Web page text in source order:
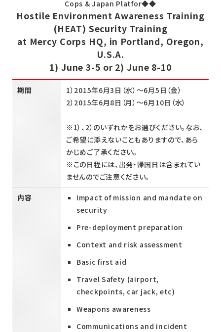
Cops & Japan Platfor◆◆
Hostile Environment Awareness Training
(HEAT) Security Training
at Mercy Corps HQ, in Portland, Oregon,
U.S.A.
1) June 3-5 or 2) June 8-10
期間
1）2015年6月3日（水）～6月5日（金）
2）2015年6月8日（月）～6月10日（水）
※1）、2）のいずれかをお選びください。なお、
ご希望に添えないこともありますので、あら
かじめご了承ください。
※この日程には、出発・帰国日は含まれてい
ませんのでご注意ください。
内容
Impact of mission and mandate on
security
Pre-deployment preparation
Context and risk assessment
Basic first aid
Travel Safety (airport,
checkpoints, car jack, etc)
Weapons awareness
Communications and incident